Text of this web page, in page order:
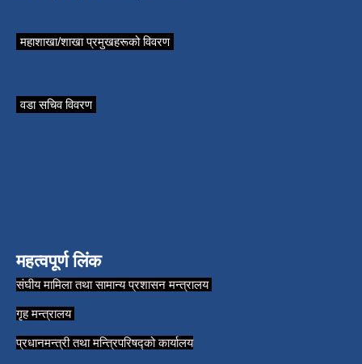
महाशाखा/शाखा प्रमुखहरूको विवरण
वडा सचिव विवरण
महत्वपूर्ण लिंक
संघीय मामिला तथा सामान्य प्रशासन मन्त्रालय
गृह मन्त्रालय
प्रधानमन्त्री तथा मन्त्रिपरिषद्को कार्यालय